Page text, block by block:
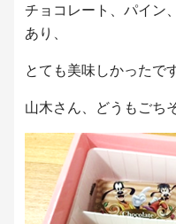
チョコレート、パイン
あり、
とても美味しかったです
山木さん、どうもごち